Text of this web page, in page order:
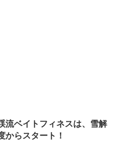
流ベイトフィネスは、雪解
からスタート！